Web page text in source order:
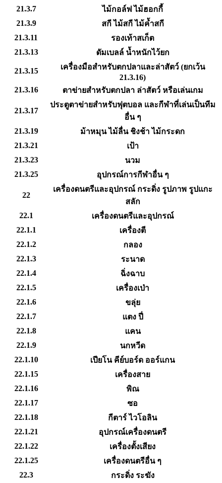
21.3.7
ไม้กอล์ฟ ไม้ฮอกกี้
21.3.9
สกี ไม้สกี ไม้ค้ำสกี
21.3.11
รองเท้าสเก็ต
21.3.13
ดัมเบลล์ น้ำหนักไว้ยก
21.3.15
เครื่องมือสำหรับตกปลาและล่าสัตว์ (ยกเว้น
21.3.16)
21.3.16
ตาข่ายสำหรับตกปลา ล่าสัตว์ หรือเล่นเกม
21.3.17
ประตูตาข่ายสำหรับฟุตบอล และกีฬาที่เล่นเป็นทีม
อื่น ๆ
21.3.19
ม้าหมุน ไม้ลื่น ชิงช้า ไม้กระดก
21.3.21
เป้า
21.3.23
นวม
21.3.25
อุปกรณ์การกีฬาอื่น ๆ
22
เครื่องดนตรีและอุปกรณ์ กระดิ่ง รูปภาพ รูปแกะ
สลัก
22.1
เครื่องดนตรีและอุปกรณ์
22.1.1
เครื่องตี
22.1.2
กลอง
22.1.3
ระนาด
22.1.4
ฉิ่งฉาบ
22.1.5
เครื่องเป่า
22.1.6
ขลุ่ย
22.1.7
แตง ปี่
22.1.8
แคน
22.1.9
นกหวีด
22.1.10
เปียโน คีย์บอร์ด ออร์แกน
22.1.15
เครื่องสาย
22.1.16
พิณ
22.1.17
ซอ
22.1.18
กีตาร์ ไวโอลิน
22.1.21
อุปกรณ์เครื่องดนตรี
22.1.22
เครื่องตั้งเสียง
22.1.25
เครื่องดนตรีอื่น ๆ
22.3
กระดิ่ง ระฆัง